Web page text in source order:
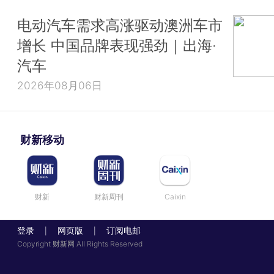
《2022年全国教育经费总投入增长6% 教
GDP占比再降》
今年6月北京有14天是高温天，追平历史纪录
截至6月30日13时，代表“北京温度”的南郊观象台气
已达到14天。
北京南郊观象台整月高温日数的最多纪录为14天，
测史上整月高温日数最多的月份。这就意味着，在这
的6月，差不多有一半的日子，北京都经历了高温酷
电动汽车需求高涨驱动澳洲车市
增长 中国品牌表现强劲｜出海·
汽车
2026年08月06日
财新移动
财新 财新周刊 Caixin
登录 网页版 订阅电邮
Copyright 财新网 All Rights Reserved